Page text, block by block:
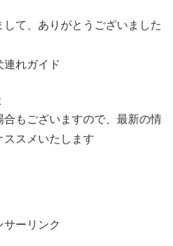
て、ありがとうございました
れガイド
もございますので、最新の情
スメいたします
サーリンク